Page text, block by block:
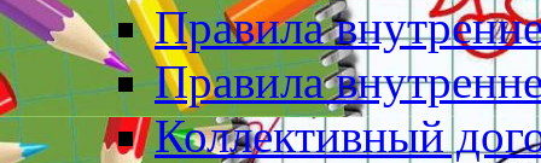
Правила
Правила
Коллективный